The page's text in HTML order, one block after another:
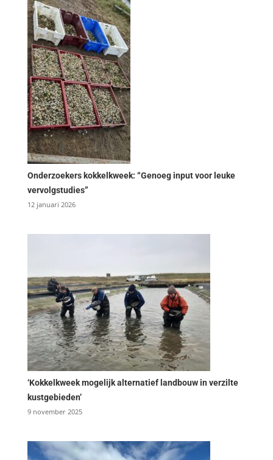
Onderzoekers kokkelkweek: “Genoeg input voor leuke
vervolgstudies”
12 januari 2026
‘Kokkelkweek mogelijk alternatief landbouw in verzilte
kustgebieden’
9 november 2025